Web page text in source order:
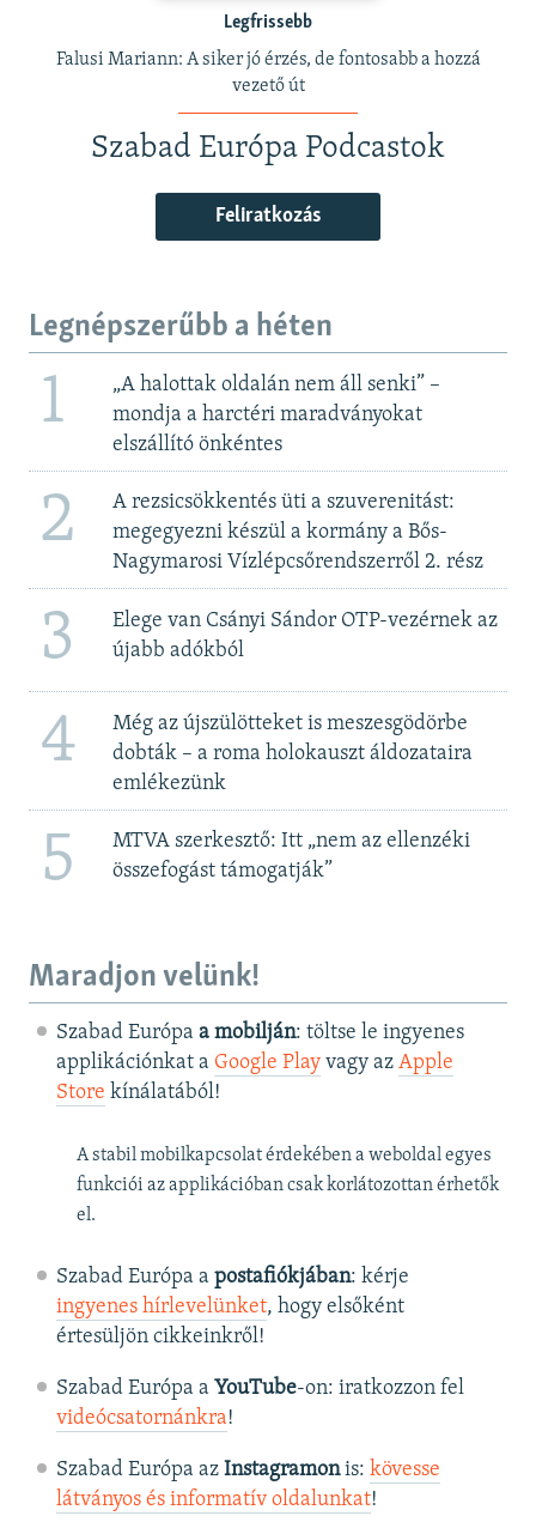
Legfrissebb
Falusi Mariann: A siker jó érzés, de fontosabb a hozzá
vezető út
Szabad Európa Podcastok
Feliratkozás
Legnépszerűbb a héten
1
„A halottak oldalán nem áll senki” –
mondja a harctéri maradványokat
elszállító önkéntes
2
A rezsicsökkentés üti a szuverenitást:
megegyezni készül a kormány a Bős-
Nagymarosi Vízlépcsőrendszerről 2. rész
3
Elege van Csányi Sándor OTP-vezérnek az
újabb adókból
4
Még az újszülötteket is meszesgödörbe
dobták – a roma holokauszt áldozataira
emlékezünk
5
MTVA szerkesztő: Itt „nem az ellenzéki
összefogást támogatják”
Maradjon velünk!
Szabad Európa a mobilján: töltse le ingyenes
applikációnkat a Google Playvagy az Apple
Store kínálatából!
A stabil mobilkapcsolat érdekében a weboldal egyes
funkciói az applikációban csak korlátozottan érhetők
el.
Szabad Európa a postafiókjában: kérje
ingyenes hírlevelünket, hogy elsőként
értesüljön cikkeinkről!
Szabad Európa a YouTube-on: iratkozzon fel
videócsatornánkra!
Szabad Európa az Instagramonis: kövesse
látványos és informatív oldalunkat! ​